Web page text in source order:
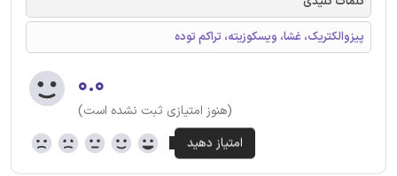
پیزوالکتریک، غشا، ویسکوزیته، تراکم توده
۰.۰
(هنوز امتیازی ثبت نشده است)